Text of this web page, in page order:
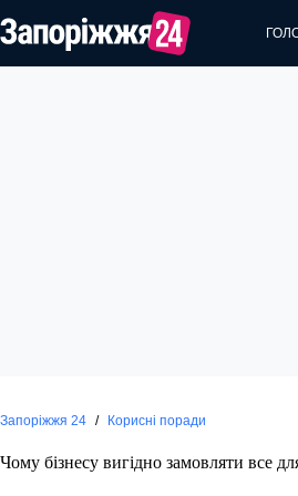
до
вмісту
Запоріжжя 24 / Корисні поради
Чому бізнесу вигідно замовляти все